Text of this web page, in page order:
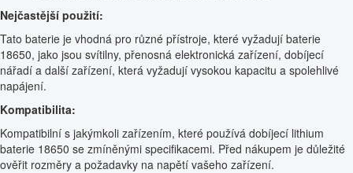
Nejčastější použití:
Tato baterie je vhodná pro různé přístroje, které vyžadují baterie
18650, jako jsou svítilny, přenosná elektronická zařízení, dobíjecí
nářadí a další zařízení, která vyžadují vysokou kapacitu a spolehlivé
napájení.
Kompatibilita:
Kompatibilní s jakýmkoli zařízením, které používá dobíjecí lithium
baterie 18650 se zmíněnými specifikacemi. Před nákupem je důležité
ověřit rozměry a požadavky na napětí vašeho zařízení.